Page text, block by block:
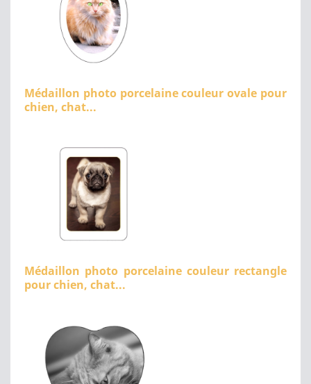
Médaillon photo porcelaine couleur ovale pour
chien, chat...
Médaillon photo porcelaine couleur rectangle
pour chien, chat...